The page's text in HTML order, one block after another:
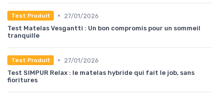
Test Produit •
27/01/2026
Test Matelas Vesgantti : Un bon compromis pour un sommeil
tranquille
Test Produit •
27/01/2026
Test SIMPUR Relax : le matelas hybride qui fait le job, sans
fioritures